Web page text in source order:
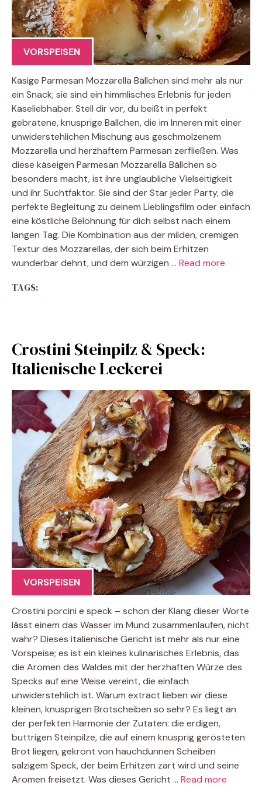
VORSPEISEN
Käsige Parmesan Mozzarella Bällchen sind mehr als nur
ein Snack; sie sind ein himmlisches Erlebnis für jeden
Käseliebhaber. Stell dir vor, du beißt in perfekt
gebratene, knusprige Bällchen, die im Inneren mit einer
unwiderstehlichen Mischung aus geschmolzenem
Mozzarella und herzhaftem Parmesan zerfließen. Was
diese käseigen Parmesan Mozzarella Bällchen so
besonders macht, ist ihre unglaubliche Vielseitigkeit
und ihr Suchtfaktor. Sie sind der Star jeder Party, die
perfekte Begleitung zu deinem Lieblingsfilm oder einfach
eine köstliche Belohnung für dich selbst nach einem
langen Tag. Die Kombination aus der milden, cremigen
Textur des Mozzarellas, der sich beim Erhitzen
wunderbar dehnt, und dem würzigen … Read more
TAGS:
Crostini Steinpilz & Speck:
Italienische Leckerei
VORSPEISEN
Crostini porcini e speck – schon der Klang dieser Worte
lässt einem das Wasser im Mund zusammenlaufen, nicht
wahr? Dieses italienische Gericht ist mehr als nur eine
Vorspeise; es ist ein kleines kulinarisches Erlebnis, das
die Aromen des Waldes mit der herzhaften Würze des
Specks auf eine Weise vereint, die einfach
unwiderstehlich ist. Warum extract lieben wir diese
kleinen, knusprigen Brotscheiben so sehr? Es liegt an
der perfekten Harmonie der Zutaten: die erdigen,
buttrigen Steinpilze, die auf einem knusprig gerösteten
Brot liegen, gekrönt von hauchdünnen Scheiben
salzigem Speck, der beim Erhitzen zart wird und seine
Aromen freisetzt. Was dieses Gericht … Read more